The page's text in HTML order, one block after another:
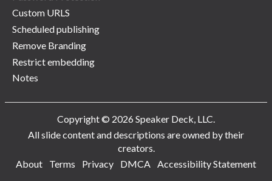
Custom URLS
Scheduled publishing
Remove Branding
Restrict embedding
Notes
Copyright © 2026 Speaker Deck, LLC.
All slide content and descriptions are owned by their
creators.
About
Terms Privacy DMCA Accessibility Statement